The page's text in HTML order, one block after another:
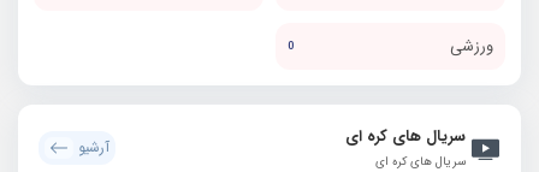
ورزشی 0
سریال های کره ای
سریال های کره ای
آرشیو